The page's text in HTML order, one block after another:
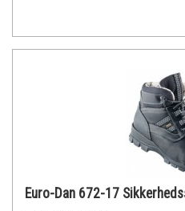
Euro-Dan 672-17